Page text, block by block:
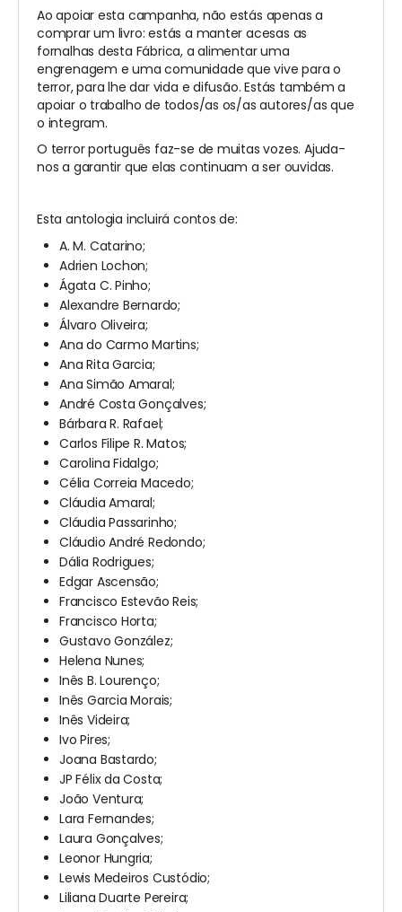
Ao apoiar esta campanha, não estás apenas a
comprar um livro: estás a manter acesas as
fornalhas desta Fábrica, a alimentar uma
engrenagem e uma comunidade que vive para o
terror, para lhe dar vida e difusão. Estás também a
apoiar o trabalho de todos/as os/as autores/as que
o integram.
O terror português faz-se de muitas vozes. Ajuda-
nos a garantir que elas continuam a ser ouvidas.
Esta antologia incluirá contos de:
A. M. Catarino;
Adrien Lochon;
Ágata C. Pinho;
Alexandre Bernardo;
Álvaro Oliveira;
Ana do Carmo Martins;
Ana Rita Garcia;
Ana Simão Amaral;
André Costa Gonçalves;
Bárbara R. Rafael;
Carlos Filipe R. Matos;
Carolina Fidalgo;
Célia Correia Macedo;
Cláudia Amaral;
Cláudia Passarinho;
Cláudio André Redondo;
Dália Rodrigues;
Edgar Ascensão;
Francisco Estevão Reis;
Francisco Horta;
Gustavo González;
Helena Nunes;
Inês B. Lourenço;
Inês Garcia Morais;
Inês Videira;
Ivo Pires;
Joana Bastardo;
JP Félix da Costa;
João Ventura;
Lara Fernandes;
Laura Gonçalves;
Leonor Hungria;
Lewis Medeiros Custódio;
Liliana Duarte Pereira;